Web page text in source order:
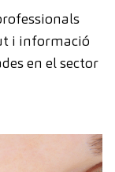
i informació
en el sector